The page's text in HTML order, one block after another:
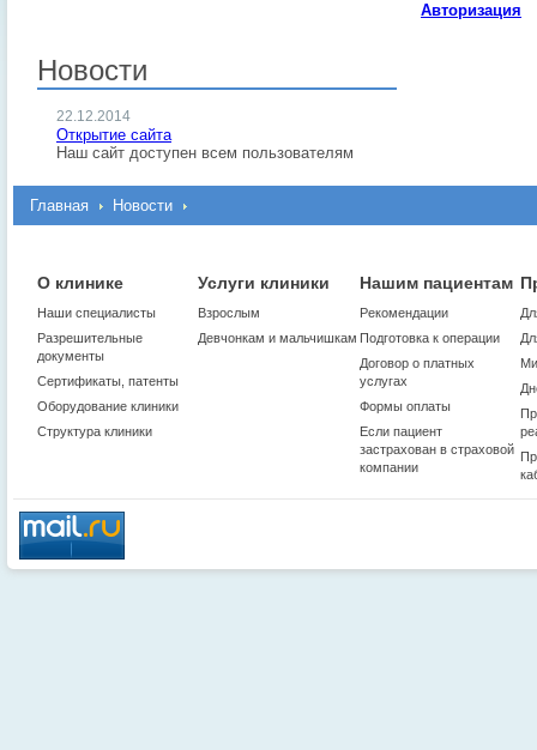
Новости
22.12.2014
Открытие сайта
Наш сайт доступен всем пользователям
Авторизация
Главная Новости
О клинике
Наши специалисты
Разрешительные
документы
Сертификаты, патенты
Оборудование клиники
Структура клиники
Услуги клиники
Взрослым
Девчонкам и мальчишкам
Нашим пациентам
Рекомендации
Подготовка к операции
Договор о платных
услугах
Формы оплаты
Если пациент
застрахован в страховой
компании